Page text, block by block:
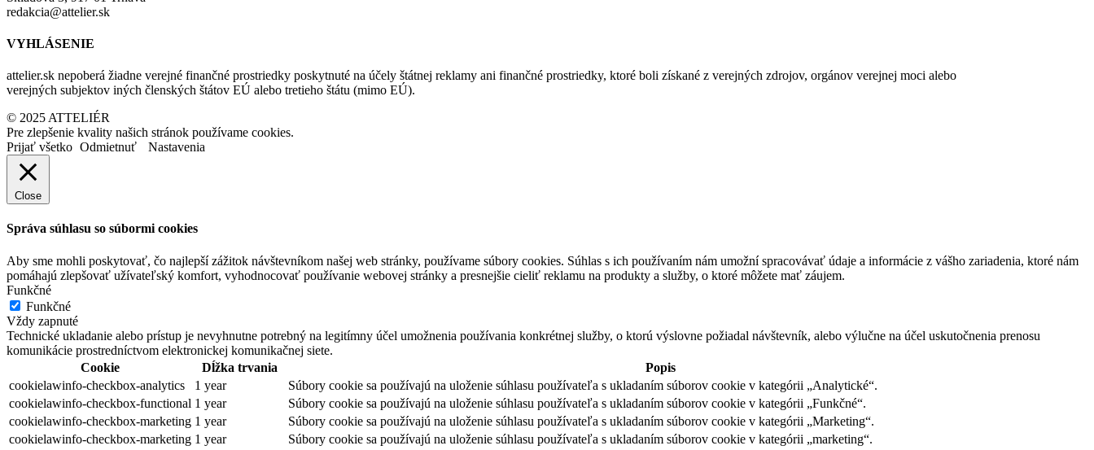
redakcia@attelier.sk
VYHLÁSENIE
attelier.sk nepoberá žiadne verejné finančné prostriedky poskytnuté na účely štátnej reklamy ani finančné prostriedky, ktoré boli získané z verejných zdrojov, orgánov verejnej moci alebo
verejných subjektov iných členských štátov EÚ alebo tretieho štátu (mimo EÚ).
© 2025 ATTELIÉR
Pre zlepšenie kvality našich stránok používame cookies.
Prijať všetko Odmietnuť Nastavenia
Close
Správa súhlasu so súbormi cookies
Aby sme mohli poskytovať, čo najlepší zážitok návštevníkom našej web stránky, používame súbory cookies. Súhlas s ich používaním nám umožní spracovávať údaje a informácie z vášho zariadenia, ktoré nám
pomáhajú zlepšovať užívateľský komfort, vyhodnocovať používanie webovej stránky a presnejšie cieliť reklamu na produkty a služby, o ktoré môžete mať záujem.
Funkčné
Funkčné
Vždy zapnuté
Technické ukladanie alebo prístup je nevyhnutne potrebný na legitímny účel umožnenia používania konkrétnej služby, o ktorú výslovne požiadal návštevník, alebo výlučne na účel uskutočnenia prenosu
komunikácie prostredníctvom elektronickej komunikačnej siete.
Cookie
Dĺžka trvania
Popis
cookielawinfo-checkbox-analytics
1 year
Súbory cookie sa používajú na uloženie súhlasu používateľa s ukladaním súborov cookie v kategórii „Analytické“.
cookielawinfo-checkbox-functional 1 year
Súbory cookie sa používajú na uloženie súhlasu používateľa s ukladaním súborov cookie v kategórii „Funkčné“.
cookielawinfo-checkbox-marketing 1 year
Súbory cookie sa používajú na uloženie súhlasu používateľa s ukladaním súborov cookie v kategórii „Marketing“.
cookielawinfo-checkbox-marketing 1 year
Súbory cookie sa používajú na uloženie súhlasu používateľa s ukladaním súborov cookie v kategórii „marketing“.